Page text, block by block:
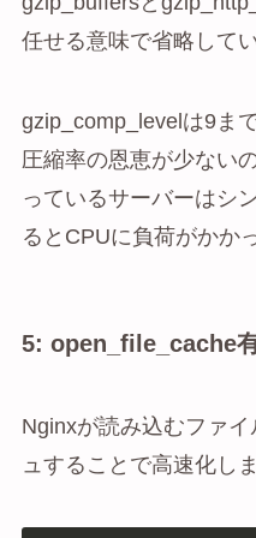
任せる意味で省略してい
gzip_comp_levelは9ま
圧縮率の恩恵が少ない
っているサーバーはシ
るとCPUに負荷がかか
5: open_file_cache
Nginxが読み込むファ
ュすることで高速化しま